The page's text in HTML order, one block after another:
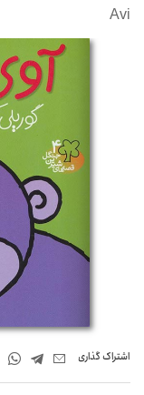
Avi
اشتراک‌ گذاری